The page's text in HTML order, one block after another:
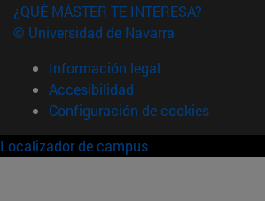
¿QUÉ MÁSTER TE INTERESA?
© Universidad de Navarra
Información legal
Accesibilidad
Configuración de cookies
Localizador de campus